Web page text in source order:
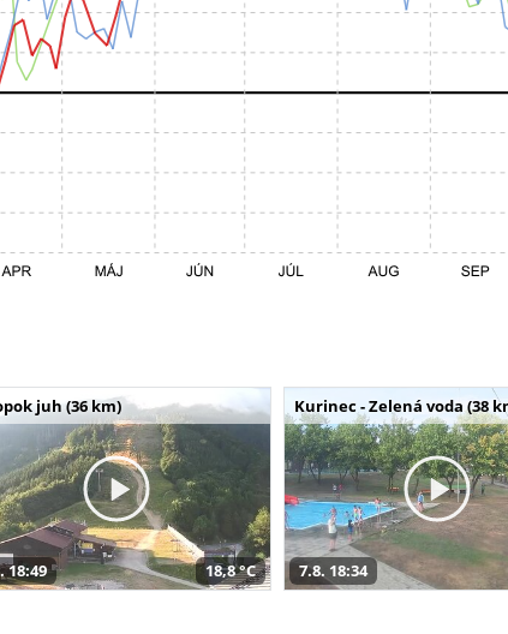
juh (36 km)
18:49 18,8 °C
Kurinec - Zelená voda (38
7.8. 18:34